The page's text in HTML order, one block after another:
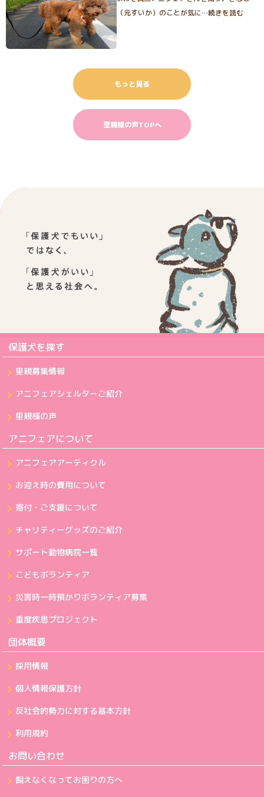
（元すいか）のことが気に…続きを読む
もっと見る
里親様の声TOPへ
保護犬を探す
里親募集情報
アニフェアシェルターご紹介
里親様の声
アニフェアについて
アニフェアアーティクル
お迎え時の費用について
寄付・ご支援について
チャリティーグッズのご紹介
サポート動物病院一覧
こどもボランティア
災害時一時預かりボランティア募集
重度疾患プロジェクト
団体概要
採用情報
個人情報保護方針
反社会的勢力に対する基本方針
利用規約
お問い合わせ
飼えなくなってお困りの方へ